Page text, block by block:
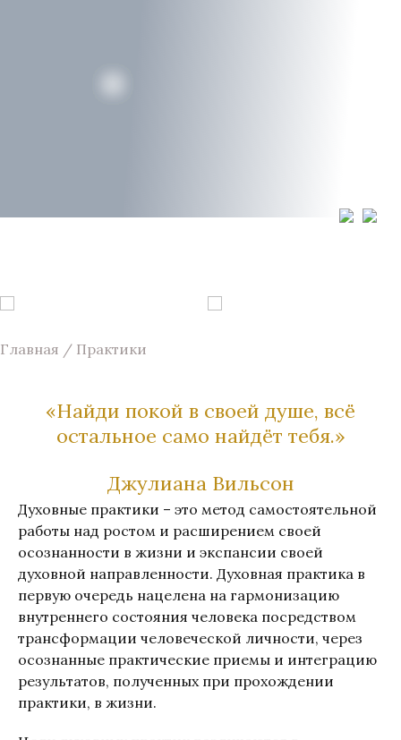
Главная / Практики
«Найди покой в своей душе, всё
остальное само найдёт тебя.»
Джулиана Вильсон
Духовные практики – это метод самостоятельной
работы над ростом и расширением своей
осознанности в жизни и экспансии своей
духовной направленности. Духовная практика в
первую очередь нацелена на гармонизацию
внутреннего состояния человека посредством
трансформации человеческой личности, через
осознанные практические приемы и интеграцию
результатов, полученных при прохождении
практики, в жизни.